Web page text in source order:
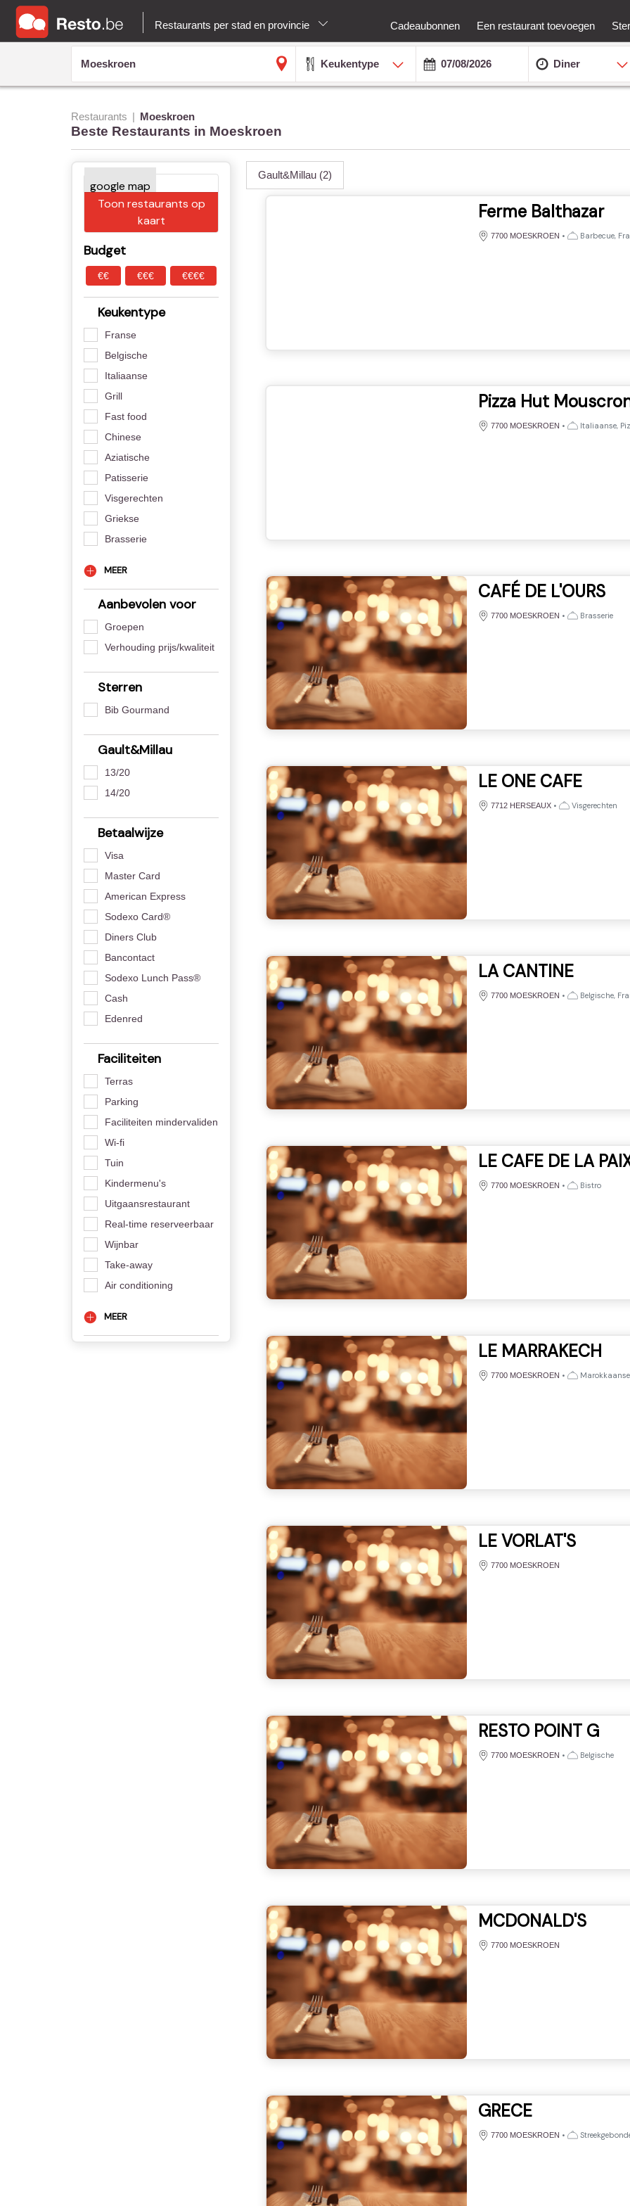
Restaurants per stad en provincie Cadeaubonnen Een restaurant toevoegen
Keukentype Diner
Restaurants Moeskroen
Beste Restaurants in Moeskroen
Toon restaurants op
kaart
Budget
€€ €€€ €€€€
Keukentype
Franse
Belgische
Italiaanse
Grill
Fast food
Chinese
Aziatische
Patisserie
Visgerechten
Griekse
Brasserie
MEER
Aanbevolen voor
Groepen
Verhouding prijs/kwaliteit
Sterren
Bib Gourmand
Gault&Millau
13/20
14/20
Betaalwijze
Visa
Master Card
American Express
Sodexo Card®
Diners Club
Bancontact
Sodexo Lunch Pass®
Cash
Edenred
Faciliteiten
Terras
Parking
Faciliteiten mindervaliden
Wi-fi
Tuin
Kindermenu's
Uitgaansrestaurant
Real-time reserveerbaar
Wijnbar
Take-away
Air conditioning
MEER
Gault&Millau (2)
Ferme Balthazar
7700 MOESKROEN • Barbecue,
Pizza Hut
7700 MOESKROEN • Italiaanse,
CAFÉ DE L'OURS
7700 MOESKROEN • Brasserie
LE ONE CAFE
7712 HERSEAUX • Visgerechten
LA CANTINE
7700 MOESKROEN • Belgische,
LE CAFE DE LA
7700 MOESKROEN • Bistro
LE MARRAKECH
7700 MOESKROEN • Marokkaanse
LE VORLAT'S
7700 MOESKROEN
RESTO POINT G
7700 MOESKROEN • Belgische
MCDONALD'S
7700 MOESKROEN
GRECE
7700 MOESKROEN •